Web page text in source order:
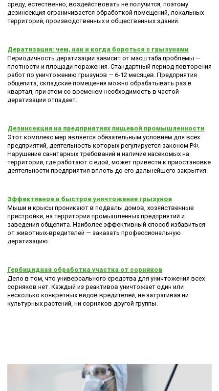
среду, естественно, воздействовать не получится, поэтому
дезинсекция ограничивается обработкой помещений, локальных
территорий, производственных и общественных зданий.
Дератизация: чем, как и когда бороться с грызунами
Периодичность дератизации зависит от масштаба проблемы —
плотности и площади поражения. Стандартный период повторения
работ по уничтожению грызунов — 6-12 месяцев. Предприятия
общепита, складские помещения можно обрабатывать раз в
квартал, при этом со временем необходимость в частой
дератизации отпадает.
Дезинсекция на предприятиях пищевой промышленности
Этот комплекс мер является обязательным условием для всех
предприятий, деятельность которых регулируется законом РФ.
Нарушение санитарных требований и наличие насекомых на
территории, где работают с едой, может привести к приостановке
деятельности предприятия вплоть до его дальнейшего закрытия.
Эффективное и быстрое уничтожение грызунов
Мыши и крысы проникают в подвалы домов, хозяйственные
пристройки, на территории промышленных предприятий и
заведения общепита. Наиболее эффективный способ избавиться
от животных-вредителей — заказать профессиональную
дератизацию.
Гербицидная обработка участка от сорняков
Дело в том, что универсального средства для уничтожения всех
сорняков нет. Каждый из реактивов уничтожает один или
несколько конкретных видов вредителей, не затрагивая ни
культурных растений, ни сорняков другой группы.